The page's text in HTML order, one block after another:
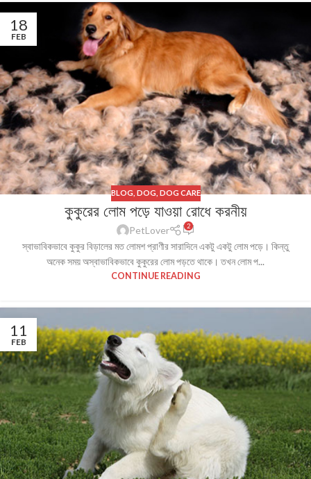
18
FEB
BLOG DOG DOG CARE
কুকুরের লোম পড়ে যাওয়া রোধে করনীয়
PetLover 2
স্বাভাবিকভাবে কুকুর বিড়ালের মত লোমশ প্রাণীর সারাদিনে একটু একটু লোম পড়ে। কিন্তু
অনেক সময় অস্বাভাবিকভাবে কুকুরের লোম পড়তে থাকে। তখন লোম প...
CONTINUE READING
11
FEB